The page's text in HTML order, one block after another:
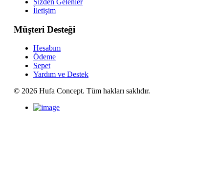
İletişim
Müşteri Desteği
Hesabım
Ödeme
Sepet
Yardım ve Destek
© 2026 Hufa Concept. Tüm hakları saklıdır.